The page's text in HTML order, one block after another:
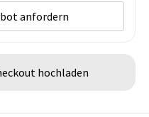
anfordern
hochladen